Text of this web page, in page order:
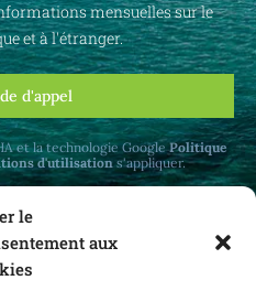
le
aux
mensuelles sur le
et à l'étranger.
d'appel
et la technologie GooglePolitique
d'utilisation s'appliquer.